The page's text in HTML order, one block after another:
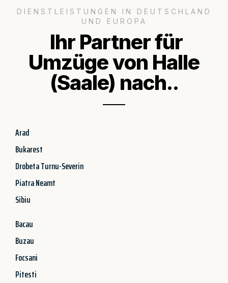
DIENSTLEISTUNGEN IN DEUTSCHLAND
UND EUROPA
Ihr Partner für
Umzüge von Halle
(Saale) nach..
Arad
Bukarest
Drobeta Turnu-Severin
Piatra Neamt
Sibiu
Bacau
Buzau
Focsani
Pitesti